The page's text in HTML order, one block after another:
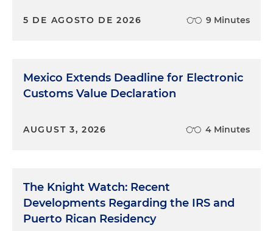
5 DE AGOSTO DE 2026 9 Minutes
Mexico Extends Deadline for Electronic
Customs Value Declaration
AUGUST 3, 2026 4 Minutes
The Knight Watch: Recent
Developments Regarding the IRS and
Puerto Rican Residency